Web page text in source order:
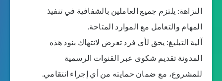
النزاهة: يلتزم جميع العاملين بالشفافية في تنفيذ
المهام والتعامل مع الموارد المتاحة.
آلية التبليغ: يحق لأي فرد تعرض لانتهاك بنود هذه
المدونة تقديم شكوى عبر القنوات الرسمية
للمشروع، مع ضمان حمايته من أي إجراء انتقامي.